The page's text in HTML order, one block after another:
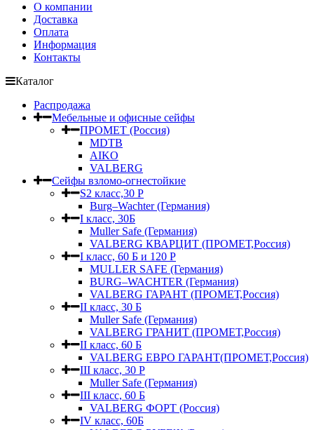
О компании
Доставка
Оплата
Информация
Контакты
Каталог
Распродажа
Мебельные и офисные сейфы
ПРОМЕТ (Россия)
MDTB
AIKO
VALBERG
Сейфы взломо-огнестойкие
S2 класс,30 Р
Burg–Wachter (Германия)
I класс, 30Б
Muller Safe (Германия)
VALBERG КВАРЦИТ (ПРОМЕТ,Россия)
I класс, 60 Б и 120 Р
MULLER SAFE (Германия)
BURG–WACHTER (Германия)
VALBERG ГАРАНТ (ПРОМЕТ,Россия)
II класс, 30 Б
Muller Safe (Германия)
VALBERG ГРАНИТ (ПРОМЕТ,Россия)
II класс, 60 Б
VALBERG ЕВРО ГАРАНТ(ПРОМЕТ,Россия)
III класс, 30 Р
Muller Safe (Германия)
III класс, 60 Б
VALBERG ФОРТ (Россия)
IV класс, 60Б